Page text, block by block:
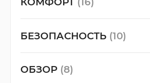
БЕЗОПАСНОСТЬ (10)
ОБЗОР (8)